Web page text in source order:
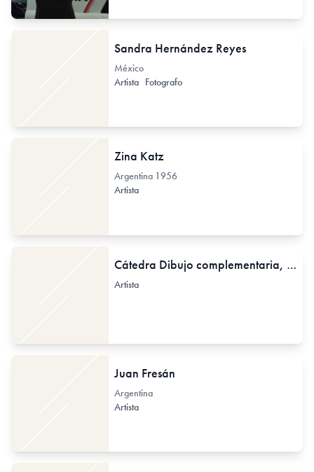
Sandra Hernández Reyes
México
Artista Fotografo
Zina Katz
Argentina 1956
Artista
Cátedra Dibujo complementaria, 2, 3, y 4
Artista
Juan Fresán
Argentina
Artista